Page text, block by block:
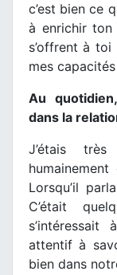
c’est bien ce
à enrichir ton
s’offrent à toi
mes
Au
dans la
J’étais
Lorsqu’il
C’était
attentif à
bien dans